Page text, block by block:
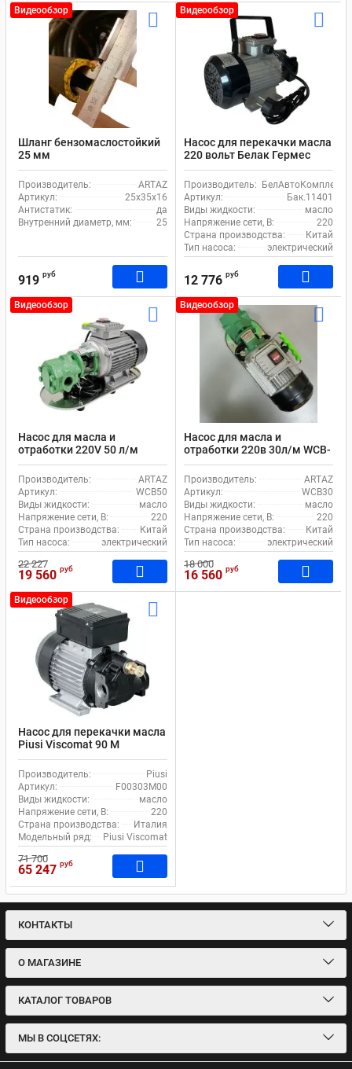
Видеообзор
Шланг бензомаслостойкий
25 мм
Производитель:
ARTAZ
Артикул:
25х35х16
Антистатик:
да
Внутренний диаметр, мм:
25
919 руб
Видеообзор
Насос для перекачки масла
220 вольт Белак Гермес
Бак.11401
Производитель: БелАвтоКомплект
Артикул:
Бак.11401
Виды жидкости:
масло
Напряжение сети, В:
220
Страна производства:
Китай
Тип насоса:
электрический
12 776 руб
Видеообзор
Насос для масла и
отработки 220V 50 л/м
шестеренчатый WCB-50
Производитель:
ARTAZ
Артикул:
WCB50
Виды жидкости:
масло
Напряжение сети, В:
220
Страна производства:
Китай
Тип насоса:
электрический
22 227
19 560 руб
Видеообзор
Насос для масла и
отработки 220в 30л/м WCB-
30
Производитель:
ARTAZ
Артикул:
WCB30
Виды жидкости:
масло
Напряжение сети, В:
220
Страна производства:
Китай
Тип насоса:
электрический
18 000
16 560 руб
Видеообзор
Насос для перекачки масла
Piusi Viscomat 90 M
F00303M00
Производитель:
Piusi
Артикул:
F00303M00
Виды жидкости:
масло
Напряжение сети, В:
220
Страна производства:
Италия
Модельный ряд:
Piusi Viscomat
71 700
65 247 руб
КОНТАКТЫ
О МАГАЗИНЕ
КАТАЛОГ ТОВАРОВ
МЫ В СОЦСЕТЯХ: